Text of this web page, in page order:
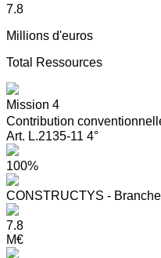
7.8
Millions d'euros
Total Ressources
Mission 4
Contribution
Art. L.2135-11 4°
100%
CONSTRUCTYS -
7.8
M€